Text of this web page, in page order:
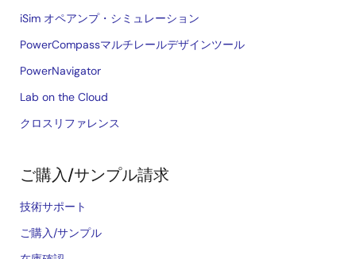
iSim オペアンプ・シミュレーション
PowerCompassマルチレールデザインツール
PowerNavigator
Lab on the Cloud
クロスリファレンス
ご購入/サンプル請求
技術サポート
ご購入/サンプル